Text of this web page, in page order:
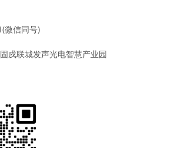
微信同号)
戍联城发声光电智慧产业园